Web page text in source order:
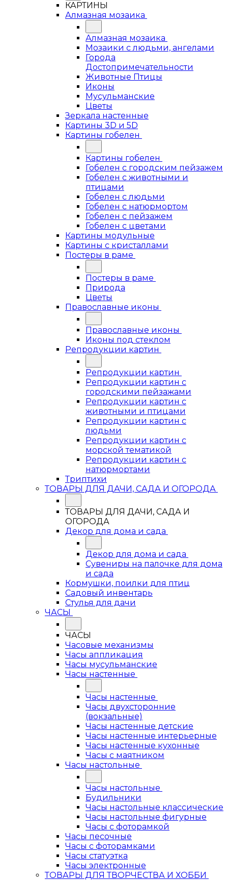
КАРТИНЫ
Алмазная мозаика
Алмазная мозаика
Мозаики с людьми, ангелами
Города
Достопримечательности
Животные Птицы
Иконы
Мусульманские
Цветы
Зеркала настенные
Картины 3D и 5D
Картины гобелен
Картины гобелен
Гобелен с городским пейзажем
Гобелен с животными и
птицами
Гобелен с людьми
Гобелен с натюрмортом
Гобелен с пейзажем
Гобелен с цветами
Картины модульные
Картины с кристаллами
Постеры в раме
Постеры в раме
Природа
Цветы
Православные иконы
Православные иконы
Иконы под стеклом
Репродукции картин
Репродукции картин
Репродукции картин с
городскими пейзажами
Репродукции картин с
животными и птицами
Репродукции картин с
людьми
Репродукции картин с
морской тематикой
Репродукции картин с
натюрмортами
Триптихи
ТОВАРЫ ДЛЯ ДАЧИ, САДА И ОГОРОДА
ТОВАРЫ ДЛЯ ДАЧИ, САДА И
ОГОРОДА
Декор для дома и сада
Декор для дома и сада
Сувениры на палочке для дома
и сада
Кормушки, поилки для птиц
Садовый инвентарь
Стулья для дачи
ЧАСЫ
ЧАСЫ
Часовые механизмы
Часы аппликация
Часы мусульманские
Часы настенные
Часы настенные
Часы двухсторонние
(вокзальные)
Часы настенные детские
Часы настенные интерьерные
Часы настенные кухонные
Часы с маятником
Часы настольные
Часы настольные
Будильники
Часы настольные классические
Часы настольные фигурные
Часы с фоторамкой
Часы песочные
Часы с фоторамками
Часы статуэтка
Часы электронные
ТОВАРЫ ДЛЯ ТВОРЧЕСТВА И ХОББИ